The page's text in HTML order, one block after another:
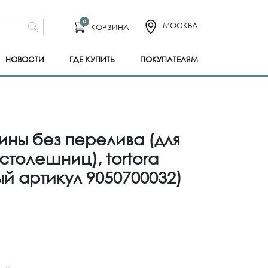
0
КОРЗИНА МОСКВА
НОВОСТИ ГДЕ КУПИТЬ ПОКУПАТЕЛЯМ
без перелива (для
tortora
артикул 9050700032)